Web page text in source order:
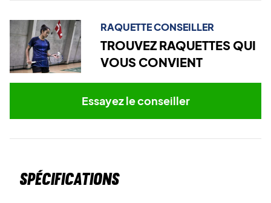
RAQUETTE CONSEILLER
TROUVEZ RAQUETTES QUI
VOUS CONVIENT
Essayez le conseiller
Spécifications